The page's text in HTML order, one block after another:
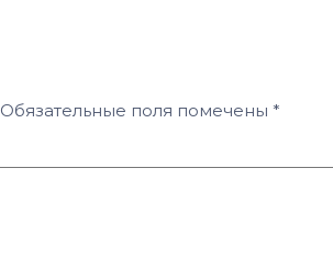
Обязательные поля помечены *